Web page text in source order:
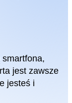
nie później
2 miesięcy od
podstawę
oraz nie
za każdym
360 dni z